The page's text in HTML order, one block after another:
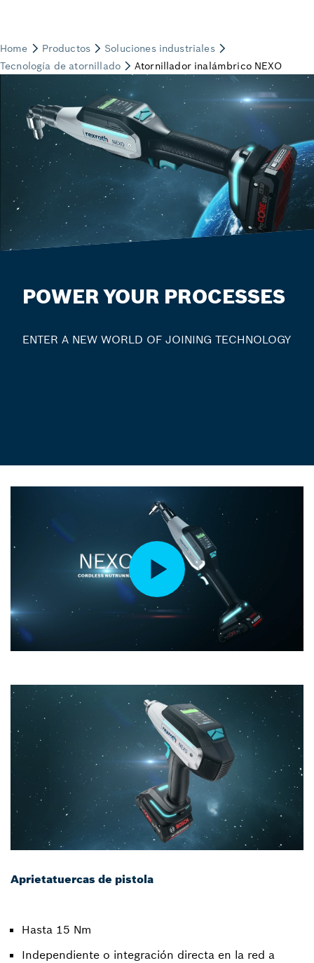
POWER YOUR PROCESSES
ENTER A NEW WORLD OF JOINING TECHNOLOGY
Aprietatuercas de pistola
Hasta 15 Nm
Independiente o integración directa en la red a